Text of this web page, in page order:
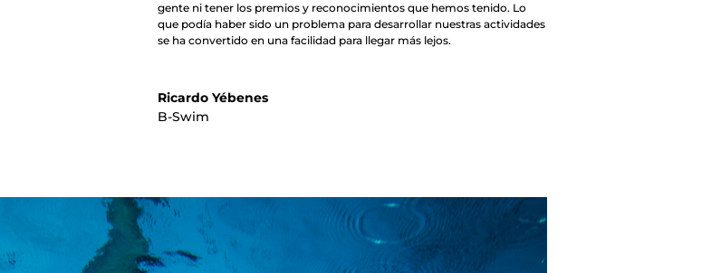
gente ni tener los premios y reconocimientos que hemos tenido. Lo
que podía haber sido un problema para desarrollar nuestras actividades
se ha convertido en una facilidad para llegar más lejos.
Ricardo Yébenes
B-Swim